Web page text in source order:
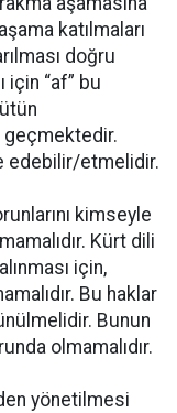
katılmaları
doğru
için “af” bu
geçmektedir.
edebilir/etmelidir.
kimseyle
Kürt dili
için,
Bu haklar
Bunun
olmamalıdır.
yönetilmesi